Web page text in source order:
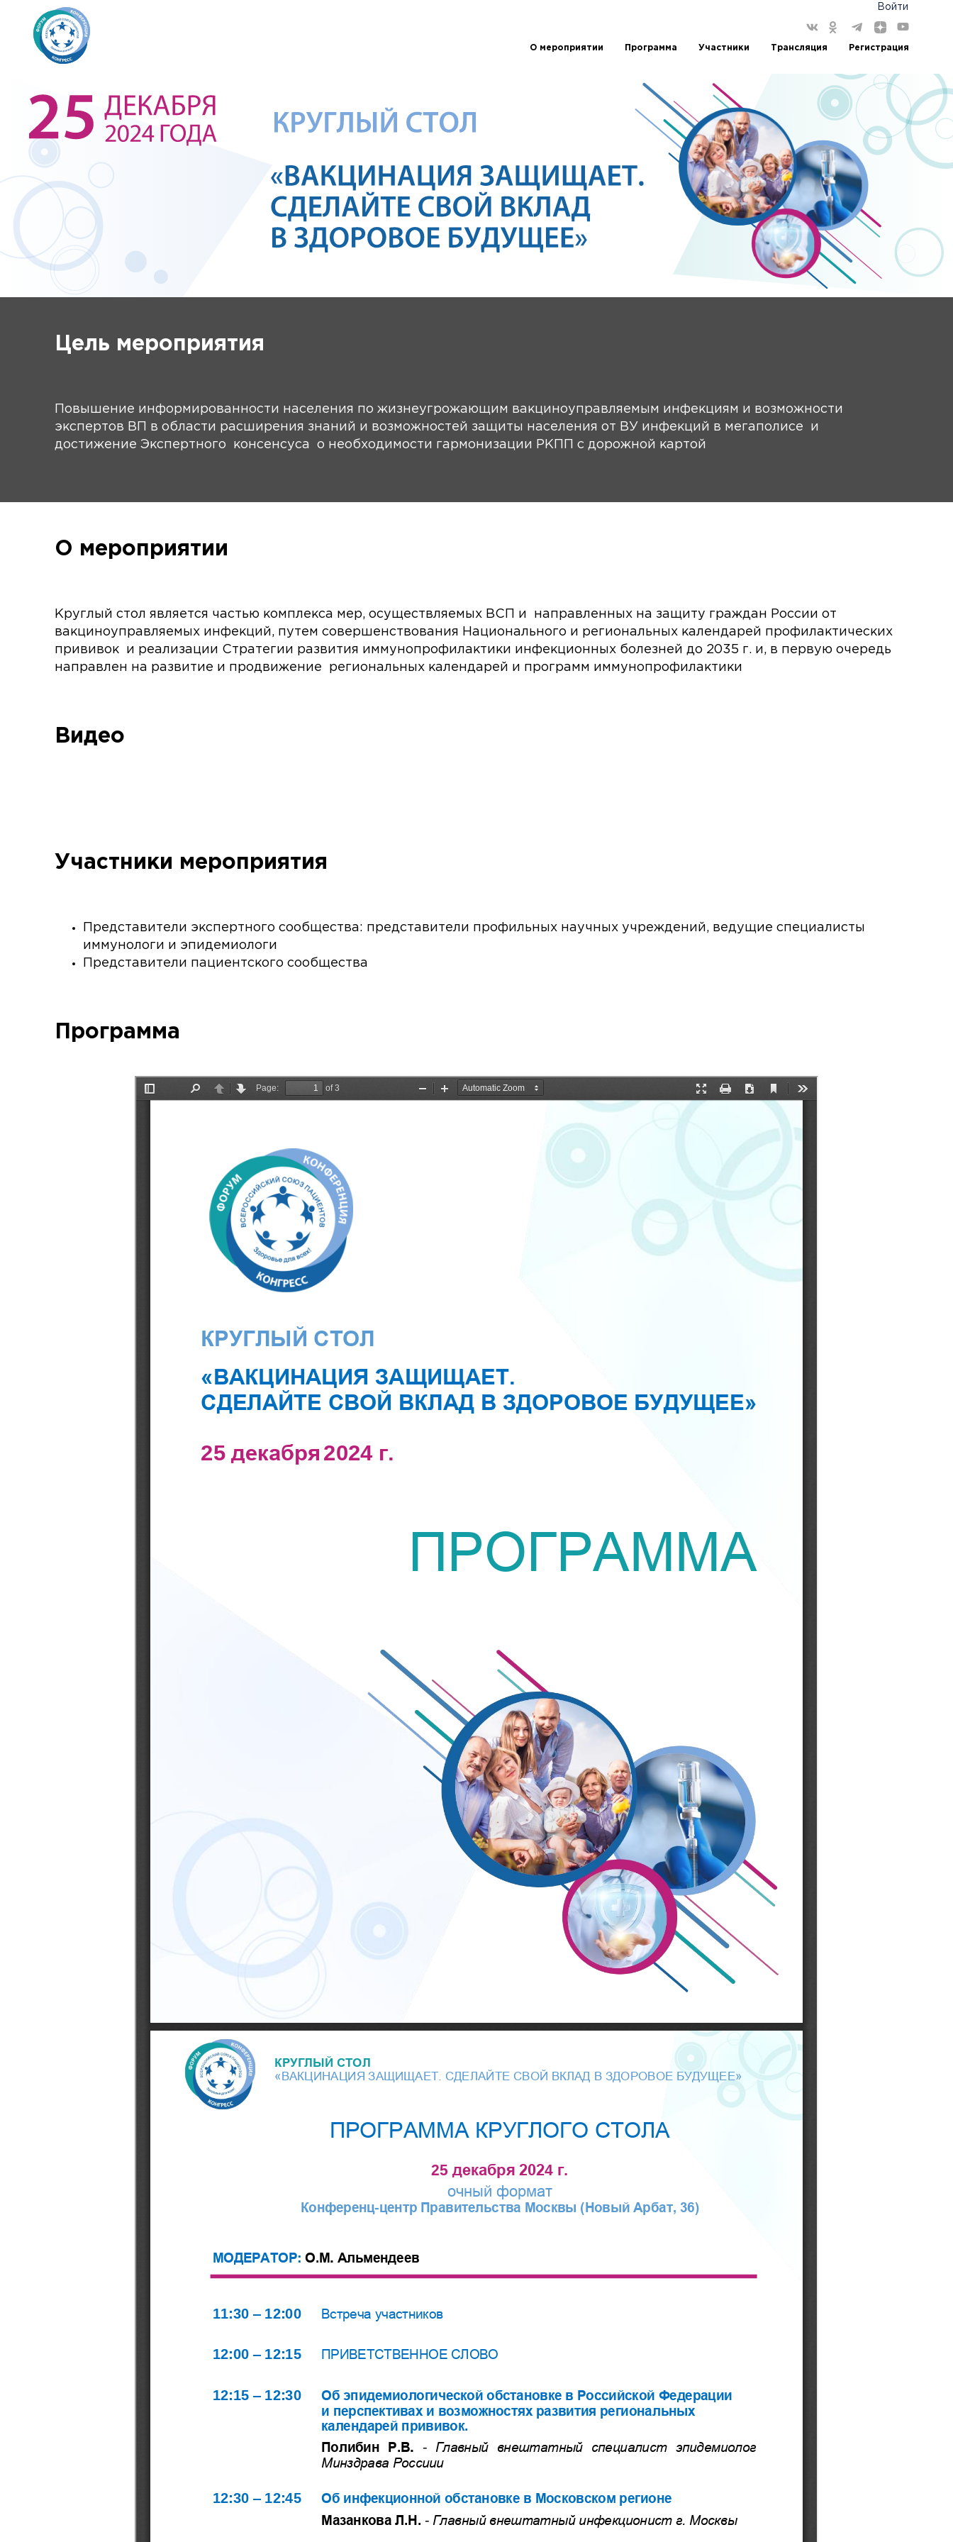
Войти
О мероприятии Программа Участники Трансляция Регистрация
Цель мероприятия
Повышение информированности населения по жизнеугрожающим вакциноуправляемым инфекциям и возможности
экспертов ВП в области расширения знаний и возможностей защиты населения от ВУ инфекций в мегаполисе и
достижение Экспертного консенсуса о необходимости гармонизации РКПП с дорожной картой
О мероприятии
Круглый стол является частью комплекса мер, осуществляемых ВСП и направленных на защиту граждан России от
вакциноуправляемых инфекций, путем совершенствования Национального и региональных календарей профилактических
прививок и реализации Стратегии развития иммунопрофилактики инфекционных болезней до 2035 г. и, в первую очередь
направлен на развитие и продвижение региональных календарей и программ иммунопрофилактики
Видео
Участники мероприятия
Представители экспертного сообщества: представители профильных научных учреждений, ведущие специалисты
иммунологи и эпидемиологи
Представители пациентского сообщества
Программа